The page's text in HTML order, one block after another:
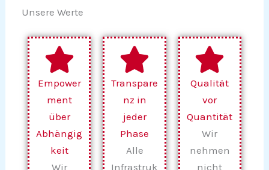
Unsere Werte
Empower
ment
über
Abhängig
keit
Wir
Transpare
nz in
jeder
Phase
Alle
Infrastruk
Qualität
vor
Quantität
Wir
nehmen
nicht